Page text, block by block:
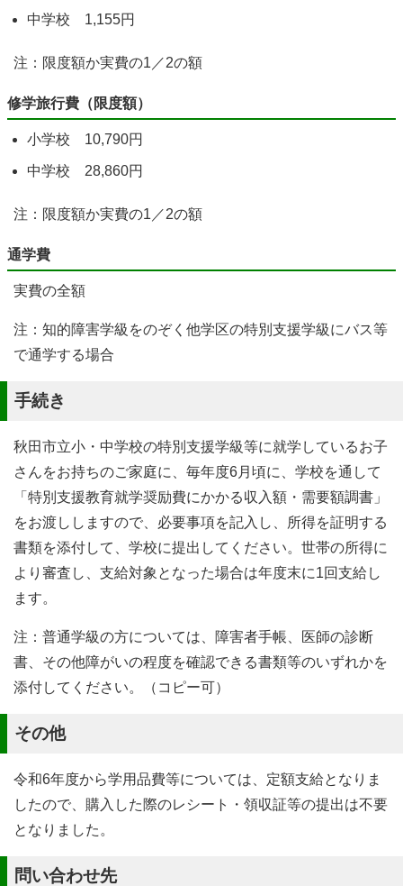
中学校 1,155円
注：限度額か実費の1／2の額
修学旅行費（限度額）
小学校 10,790円
中学校 28,860円
注：限度額か実費の1／2の額
通学費
実費の全額
注：知的障害学級をのぞく他学区の特別支援学級にバス等
で通学する場合
手続き
秋田市立小・中学校の特別支援学級等に就学しているお子
さんをお持ちのご家庭に、毎年度6月頃に、学校を通して
「特別支援教育就学奨励費にかかる収入額・需要額調書」
をお渡ししますので、必要事項を記入し、所得を証明する
書類を添付して、学校に提出してください。世帯の所得に
より審査し、支給対象となった場合は年度末に1回支給し
ます。
注：普通学級の方については、障害者手帳、医師の診断
書、その他障がいの程度を確認できる書類等のいずれかを
添付してください。（コピー可）
その他
令和6年度から学用品費等については、定額支給となりま
したので、購入した際のレシート・領収証等の提出は不要
となりました。
問い合わせ先